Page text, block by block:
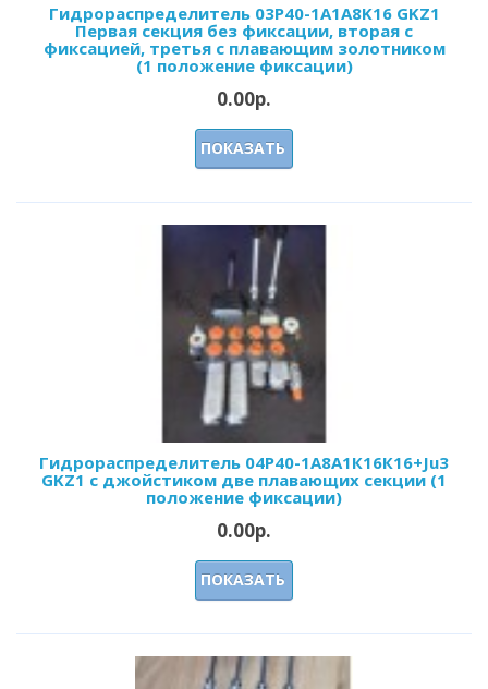
Гидрораспределитель 03Р40-1А1А8K16 GKZ1
Первая секция без фиксации, вторая с
фиксацией, третья с плавающим золотником
(1 положение фиксации)
0.00р.
ПОКАЗАТЬ
Гидрораспределитель 04Р40-1А8А1К16К16+Ju3
GKZ1 с джойстиком две плавающих секции (1
положение фиксации)
0.00р.
ПОКАЗАТЬ